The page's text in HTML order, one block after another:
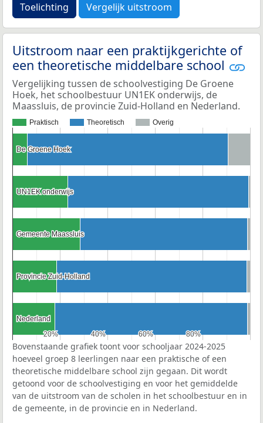
Toelichting Vergelijk uitstroom
Uitstroom naar een praktijkgerichte of
een theoretische middelbare school
Vergelijking tussen de schoolvestiging De Groene
Hoek, het schoolbestuur UN1EK onderwijs, de
Maassluis, de provincie Zuid-Holland en Nederland.
Praktisch Theoretisch Overig
20%
20% 40%
40% 60%
60% 80%
80%
De Groene Hoek
De Groene Hoek
UN1EK onderwijs
UN1EK onderwijs
Gemeente Maassluis
Gemeente Maassluis
Provincie Zuid-Holland
Provincie Zuid-Holland
Nederland
Nederland
Bovenstaande grafiek toont voor schooljaar 2024-2025
hoeveel groep 8 leerlingen naar een praktische of een
theoretische middelbare school zijn gegaan. Dit wordt
getoond voor de schoolvestiging en voor het gemiddelde
van de uitstroom van de scholen in het schoolbestuur en in
de gemeente, in de provincie en in Nederland.